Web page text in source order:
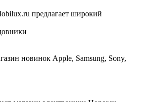
предлагает широкий
новинок Apple, Samsung, Sony,